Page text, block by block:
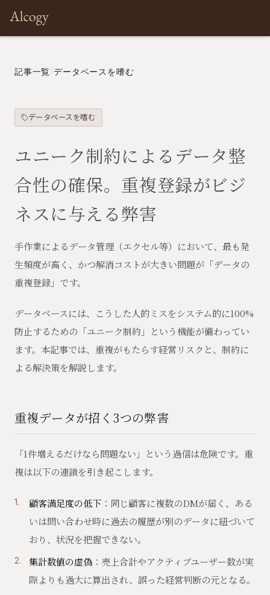
記事一覧/データベースを嗜む
データベースを嗜む
ユニーク制約によるデータ整
合性の確保。重複登録がビジ
ネスに与える弊害
手作業によるデータ管理（エクセル等）において、最も発
生頻度が高く、かつ解消コストが大きい問題が「データの
重複登録」です。
データベースには、こうした人的ミスをシステム的に100%
防止するための「ユニーク制約」という機能が備わってい
ます。本記事では、重複がもたらす経営リスクと、制約に
よる解決策を解説します。
重複データが招く3つの弊害
「1件増えるだけなら問題ない」という過信は危険です。重
複は以下の連鎖を引き起こします。
顧客満足度の低下 ：同じ顧客に複数のDMが届く、ある
いは問い合わせ時に過去の履歴が別のデータに紐づいて
おり、状況を把握できない。
集計数値の虚偽 ：売上合計やアクティブユーザー数が実
際よりも過大に算出され、誤った経営判断の元となる。